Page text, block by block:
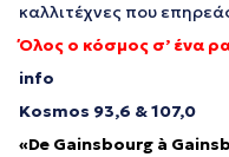
καλλιτέχνες που
Όλος ο κόσμος σ’ ένα
info
Kosmos 93,6 & 107,0
«De Gainsbourg à